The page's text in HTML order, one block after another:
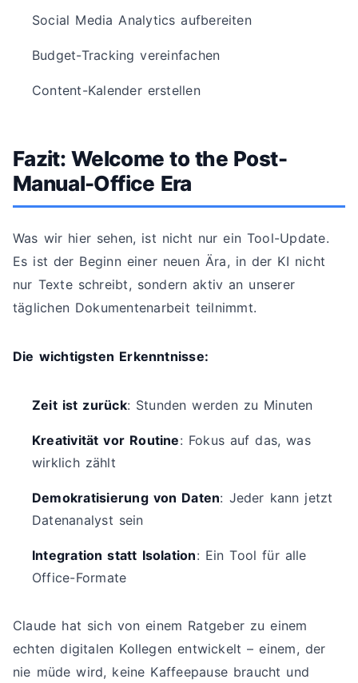
Social Media Analytics aufbereiten
Budget-Tracking vereinfachen
Content-Kalender erstellen
Fazit: Welcome to the Post-
Manual-Office Era
Was wir hier sehen, ist nicht nur ein Tool-Update.
Es ist der Beginn einer neuen Ära, in der KI nicht
nur Texte schreibt, sondern aktiv an unserer
täglichen Dokumentenarbeit teilnimmt.
Die wichtigsten Erkenntnisse:
Zeit ist zurück: Stunden werden zu Minuten
Kreativität vor Routine: Fokus auf das, was
wirklich zählt
Demokratisierung von Daten: Jeder kann jetzt
Datenanalyst sein
Integration statt Isolation: Ein Tool für alle
Office-Formate
Claude hat sich von einem Ratgeber zu einem
echten digitalen Kollegen entwickelt – einem, der
nie müde wird, keine Kaffeepause braucht und